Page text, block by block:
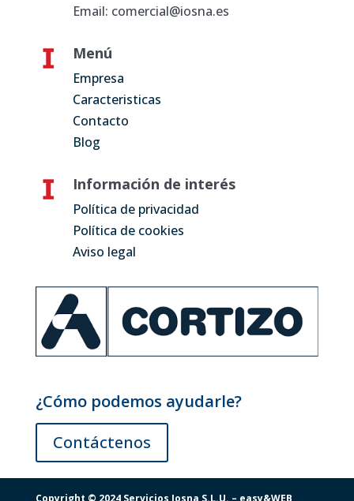
Email: comercial@iosna.es
Menú
Empresa
Caracteristicas
Contacto
Blog
Información de interés
Política de privacidad
Política de cookies
Aviso legal
¿Cómo podemos ayudarle?
Contáctenos